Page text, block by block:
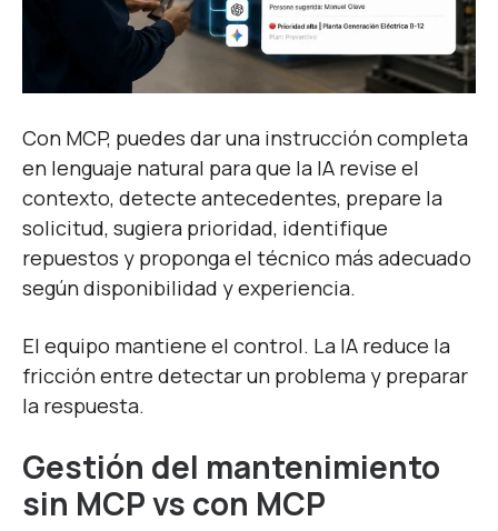
Con MCP, puedes dar una instrucción completa
en lenguaje natural para que la IA revise el
contexto, detecte antecedentes, prepare la
solicitud, sugiera prioridad, identifique
repuestos y proponga el técnico más adecuado
según disponibilidad y experiencia.
El equipo mantiene el control. La IA reduce la
fricción entre detectar un problema y preparar
la respuesta.
Gestión del mantenimiento
sin MCP vs con MCP